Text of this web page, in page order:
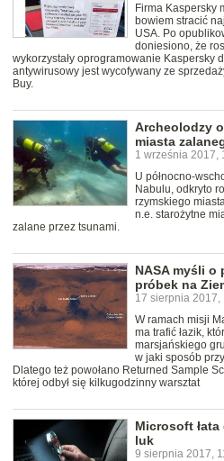
Firma Kaspersky
bowiem stracić
USA. Po
doniesiono, że
wykorzystały oprogramowanie Kaspersky
antywirusowy jest wycofywany ze
Buy.
Archeolodzy
miasta
1 września 2017,
U północno-
Nabulu, odkryto
rzymskiego
n.e. starożytne
zalane przez tsunami.
NASA myśli o
próbek na
17 sierpnia 2017,
W ramach misji
ma trafić łazik,
marsjańskiego
w jaki sposób
Dlatego też powołano Returned Sample
której odbył się kilkugodzinny warsztat
Microsoft
luk
9 sierpnia 2017,